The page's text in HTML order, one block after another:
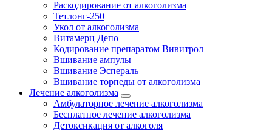
Раскодирование от алкоголизма
Тетлонг-250
Укол от алкоголизма
Витамерц Депо
Кодирование препаратом Вивитрол
Вшивание ампулы
Вшивание Эспераль
Вшивание торпеды от алкоголизма
Лечение алкоголизма
Амбулаторное лечение алкоголизма
Бесплатное лечение алкоголизма
Детоксикация от алкоголя